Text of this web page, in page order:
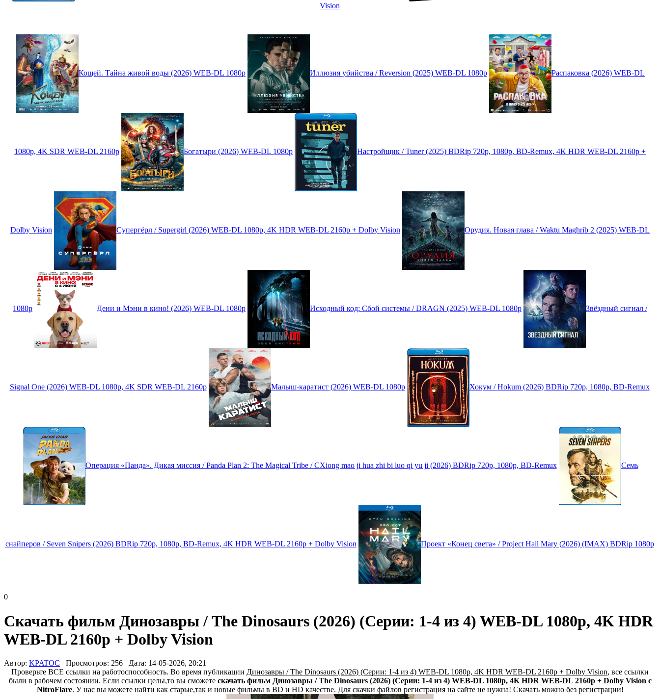
Vision
Кощей. Тайна живой воды (2026) WEB-DL 1080p Иллюзия убийства / Reversion (2025) WEB-DL 1080p Распаковка (2026) WEB-DL
1080p, 4K SDR WEB-DL 2160p Богатыри (2026) WEB-DL 1080p Настройщик / Tuner (2025) BDRip 720p, 1080p, BD-Remux, 4K HDR WEB-DL 2160p +
Dolby Vision Супергёрл / Supergirl (2026) WEB-DL 1080p, 4K HDR WEB-DL 2160p + Dolby Vision Орудия. Новая глава / Waktu Maghrib 2 (2025) WEB-DL
1080p Дени и Мэни в кино! (2026) WEB-DL 1080p Исходный код: Сбой системы / DRAGN (2025) WEB-DL 1080p Звёздный сигнал /
Signal One (2026) WEB-DL 1080p, 4K SDR WEB-DL 2160p Малыш-каратист (2026) WEB-DL 1080p Хокум / Hokum (2026) BDRip 720p, 1080p, BD-Remux
Операция «Панда». Дикая миссия / Panda Plan 2: The Magical Tribe / CXiong mao ji hua zhi bi luo qi yu ji (2026) BDRip 720p, 1080p, BD-Remux Семь
снайперов / Seven Snipers (2026) BDRip 720p, 1080p, BD-Remux, 4K HDR WEB-DL 2160p + Dolby Vision Проект «Конец света» / Project Hail Mary (2026) (IMAX) BDRip 1080p
0
Скачать фильм Динозавры / The Dinosaurs (2026) (Серии: 1-4 из 4) WEB-DL 1080p, 4K HDR
WEB-DL 2160p + Dolby Vision
Автор: KPATOC Просмотров: 256
Дата: 14-05-2026, 20:21
Проверьте ВСЕ ссылки на работоспособность. Во время публикации Динозавры / The Dinosaurs (2026) (Серии: 1-4 из 4) WEB-DL 1080p, 4K HDR WEB-DL 2160p + Dolby Vision, все ссылки
были в рабочем состоянии. Если ссылки целы,то вы сможете скачать фильм Динозавры / The Dinosaurs (2026) (Серии: 1-4 из 4) WEB-DL 1080p, 4K HDR WEB-DL 2160p + Dolby Vision с
NitroFlare. У нас вы можете найти как старые,так и новые фильмы в BD и HD качестве. Для скачки файлов регистрация на сайте не нужна! Скачать можно без регистрации!